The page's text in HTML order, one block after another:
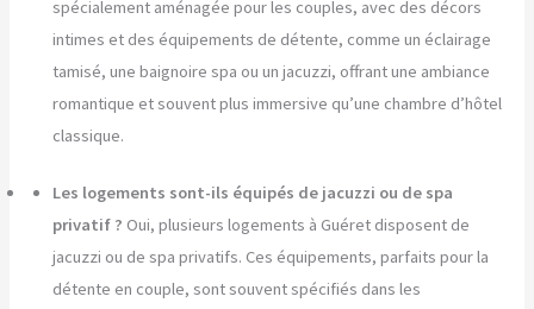
spécialement aménagée pour les couples, avec des décors
intimes et des équipements de détente, comme un éclairage
tamisé, une baignoire spa ou un jacuzzi, offrant une ambiance
romantique et souvent plus immersive qu’une chambre d’hôtel
classique.
Les logements sont-ils équipés de jacuzzi ou de spa
privatif ? Oui, plusieurs logements à Guéret disposent de
jacuzzi ou de spa privatifs. Ces équipements, parfaits pour la
détente en couple, sont souvent spécifiés dans les